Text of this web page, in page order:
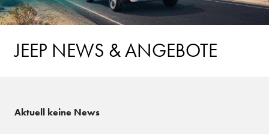
JEEP NEWS & ANGEBOTE
Aktuell keine News